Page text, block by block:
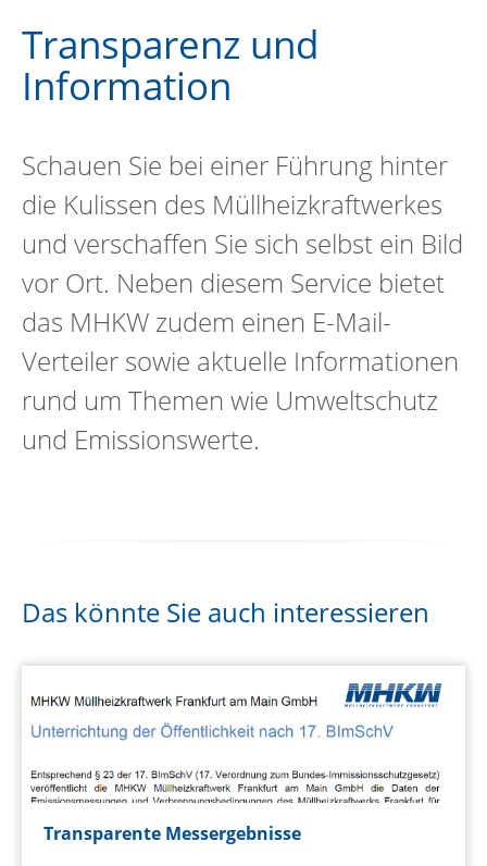
Transparenz und
Information
Schauen Sie bei einer Führung hinter
die Kulissen des Müllheizkraftwerkes
und verschaffen Sie sich selbst ein Bild
vor Ort. Neben diesem Service bietet
das MHKW zudem einen E-Mail-
Verteiler sowie aktuelle Informationen
rund um Themen wie Umweltschutz
und Emissionswerte.
Das könnte Sie auch interessieren
Transparente Messergebnisse